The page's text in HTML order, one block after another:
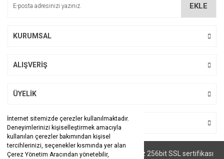
İnternet sitemizde çerezler kullanılmaktadır.
Deneyimlerinizi kişiselleştirmek amacıyla
kullanılan çerezler bakımından kişisel
tercihlerinizi, seçenekler kısmında yer alan
Çerez Yönetim Aracından yönetebilir,
EKLE
KURUMSAL
ALIŞVERİŞ
ÜYELİK
BİZİ TAKİP EDİN
© Tüm hakları saklıdır. Kredi kartı bilgileriniz 256bit SSL sertifikası